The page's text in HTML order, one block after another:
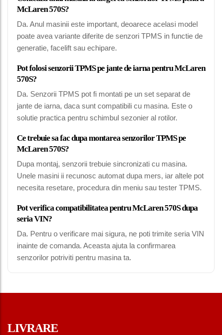
McLaren 570S?
Da. Anul masinii este important, deoarece acelasi model
poate avea variante diferite de senzori TPMS in functie de
generatie, facelift sau echipare.
Pot folosi senzorii TPMS pe jante de iarna pentru McLaren
570S?
Da. Senzorii TPMS pot fi montati pe un set separat de
jante de iarna, daca sunt compatibili cu masina. Este o
solutie practica pentru schimbul sezonier al rotilor.
Ce trebuie sa fac dupa montarea senzorilor TPMS pe
McLaren 570S?
Dupa montaj, senzorii trebuie sincronizati cu masina.
Unele masini ii recunosc automat dupa mers, iar altele pot
necesita resetare, procedura din meniu sau tester TPMS.
Pot verifica compatibilitatea pentru McLaren 570S dupa
seria VIN?
Da. Pentru o verificare mai sigura, ne poti trimite seria VIN
inainte de comanda. Aceasta ajuta la confirmarea
senzorilor potriviti pentru masina ta.
LIVRARE